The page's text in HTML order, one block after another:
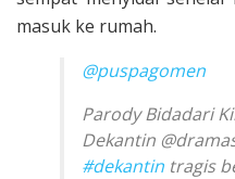
masuk ke rumah.
@puspagomen
Parody Bidadari
Dekantin
#dekantin tragis